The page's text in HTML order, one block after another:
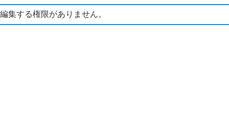
編集する権限がありません。